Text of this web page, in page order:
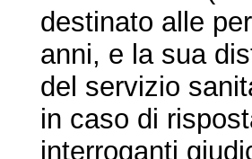
destinato alle
anni, e la sua
del servizio
in caso di
interroganti